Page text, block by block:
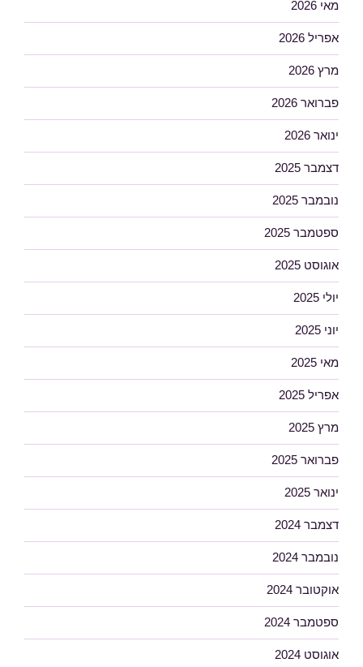
מאי 2026
אפריל 2026
מרץ 2026
פברואר 2026
ינואר 2026
דצמבר 2025
נובמבר 2025
ספטמבר 2025
אוגוסט 2025
יולי 2025
יוני 2025
מאי 2025
אפריל 2025
מרץ 2025
פברואר 2025
ינואר 2025
דצמבר 2024
נובמבר 2024
אוקטובר 2024
ספטמבר 2024
אוגוסט 2024